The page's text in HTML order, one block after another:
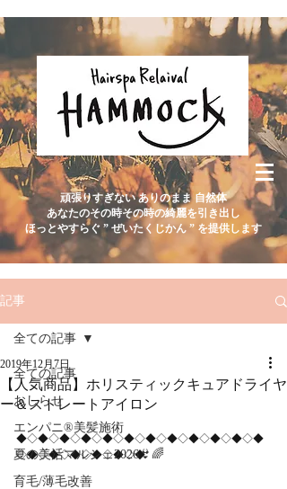
頑張りすぎない ありのまま 自然体
あなたのその時その時の綺麗を引き出し
ほっとやすらぐ ” ぜいたくじかん ” を提供します
記事
全ての記事
おしらせ
エンパニ®美髪施術
夏の美活マルシェ2026👙🌈
育毛/薄毛改善
全ての記事
【人気商品】ホリスティックキュアドライヤ
ー＆ストレートアイロン
2019年12月7日
◆◇◆◇◆◇◆◇◆◇◆◇◆◇◆◇◆◇◆◇◆◇◆
◇◆◇◆◇◆◇◆◇◆◇◆